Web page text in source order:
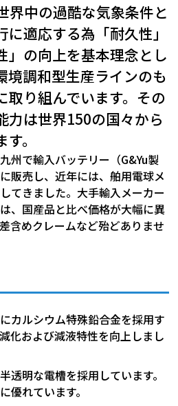
界中の過酷な気象条件と
適応する為「耐久性」
」の向上を基本理念とし
境調和型生産ラインのも
取り組んでいます。その
力は世界150の国々から
。
州で輸入バッテリー（G&Yu製
販売し、近年には、舶用電球メ
てきました。大手輸入メーカー
、国産品と比べ価格が大幅に異
含めクレームなど殆どありませ
カルシウム特殊鉛合金を採用す
化および減液特性を向上しまし
透明な電槽を採用しています。
優れています。